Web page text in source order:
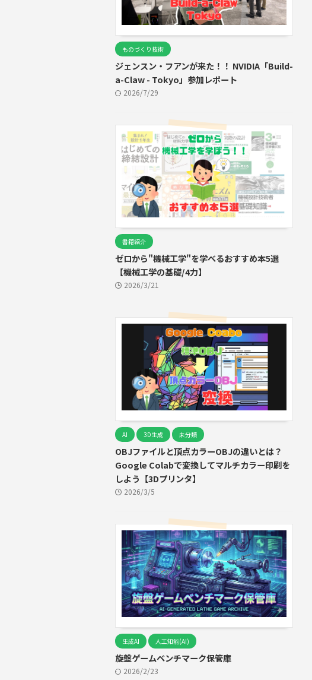
ものづくり技術
ジェンスン・フアンが来た！！ NVIDIA「Build-
a-Claw - Tokyo」参加レポート
2026/7/29
書籍紹介
ゼロから"機械工学"を学べるおすすめ本5選
【機械工学の基礎/4力】
2026/3/21
AI 3D生成 未分類
OBJファイルと頂点カラーOBJの違いとは？
Google Colabで変換してマルチカラー印刷を
しよう【3Dプリンタ】
2026/3/5
生成AI 人工知能(AI)
旋盤ゲームベンチマーク保管庫
2026/2/23